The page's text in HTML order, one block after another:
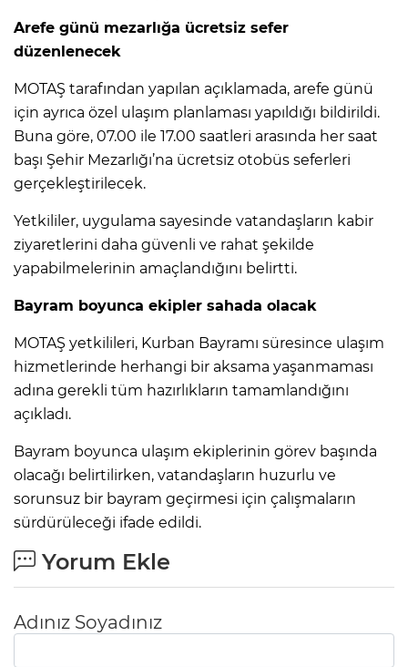
Arefe günü mezarlığa ücretsiz sefer
düzenlenecek
MOTAŞ tarafından yapılan açıklamada, arefe günü
için ayrıca özel ulaşım planlaması yapıldığı bildirildi.
Buna göre, 07.00 ile 17.00 saatleri arasında her saat
başı Şehir Mezarlığı’na ücretsiz otobüs seferleri
gerçekleştirilecek.
Yetkililer, uygulama sayesinde vatandaşların kabir
ziyaretlerini daha güvenli ve rahat şekilde
yapabilmelerinin amaçlandığını belirtti.
Bayram boyunca ekipler sahada olacak
MOTAŞ yetkilileri, Kurban Bayramı süresince ulaşım
hizmetlerinde herhangi bir aksama yaşanmaması
adına gerekli tüm hazırlıkların tamamlandığını
açıkladı.
Bayram boyunca ulaşım ekiplerinin görev başında
olacağı belirtilirken, vatandaşların huzurlu ve
sorunsuz bir bayram geçirmesi için çalışmaların
sürdürüleceği ifade edildi.
Yorum Ekle
Adınız Soyadınız